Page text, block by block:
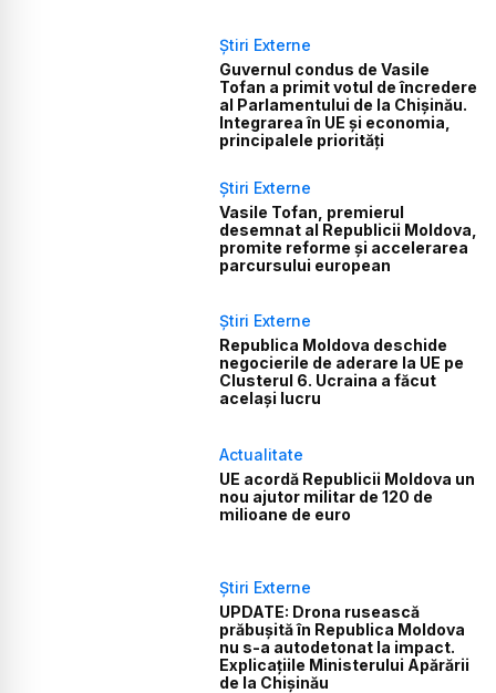
Știri Externe
Guvernul condus de Vasile
Tofan a primit votul de încredere
al Parlamentului de la Chișinău.
Integrarea în UE și economia,
principalele priorități
Știri Externe
Vasile Tofan, premierul
desemnat al Republicii Moldova,
promite reforme și accelerarea
parcursului european
Știri Externe
Republica Moldova deschide
negocierile de aderare la UE pe
Clusterul 6. Ucraina a făcut
același lucru
Actualitate
UE acordă Republicii Moldova un
nou ajutor militar de 120 de
milioane de euro
Știri Externe
UPDATE: Drona rusească
prăbușită în Republica Moldova
nu s-a autodetonat la impact.
Explicațiile Ministerului Apărării
de la Chișinău